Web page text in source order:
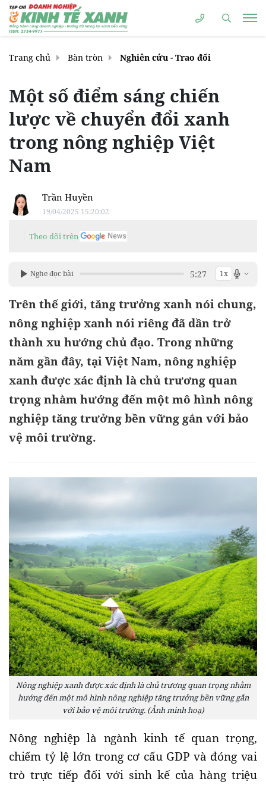
Trang chủ Bàn tròn Nghiên cứu - Trao đổi
Một số điểm sáng chiến
lược về chuyển đổi xanh
trong nông nghiệp Việt
Nam
Trần Huyền
19/04/2025 15:20:02
Theo dõi trên
Nghe đọc bài 5:27 1x
Trên thế giới, tăng trưởng xanh nói chung,
nông nghiệp xanh nói riêng đã dần trở
thành xu hướng chủ đạo. Trong những
năm gần đây, tại Việt Nam, nông nghiệp
xanh được xác định là chủ trương quan
trọng nhằm hướng đến một mô hình nông
nghiệp tăng trưởng bền vững gắn với bảo
vệ môi trường.
Nông nghiệp xanh được xác định là chủ trương quan trọng nhằm
hướng đến một mô hình nông nghiệp tăng trưởng bền vững gắn
với bảo vệ môi trường. (Ảnh minh hoạ)
Nông nghiệp là ngành kinh tế quan trọng,
chiếm tỷ lệ lớn trong cơ cấu GDP và đóng vai
trò trực tiếp đối với sinh kế của hàng triệu